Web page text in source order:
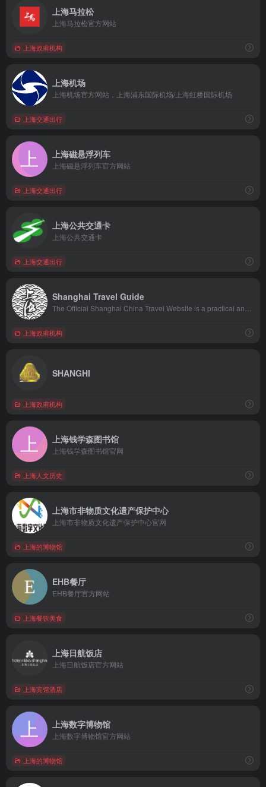
上海马拉松
上海马拉松官方网站
上海政府机构
上海机场
上海机场官方网站，上海浦东国际机场/上海虹桥国际机场
上海交通出行
上海磁悬浮列车
上海磁悬浮列车官方网站
上海交通出行
上海公共交通卡
上海公共交通卡
上海交通出行
Shanghai Travel Guide
上海政府机构
SHANGHI
上海政府机构
上海钱学森图书馆
上海钱学森图书馆官网
上海人文历史
上海市非物质文化遗产保护中心
上海市非物质文化遗产保护中心官网
上海的博物馆
EHB餐厅
EHB餐厅官方网站
上海餐饮美食
上海日航饭店
上海日航饭店官方网站
上海宾馆酒店
上海数字博物馆
上海数字博物馆官方网站
上海的博物馆